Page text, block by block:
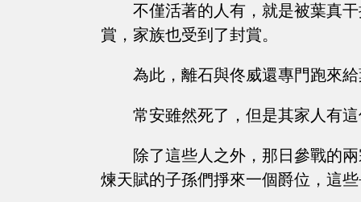
不僅活著的人有，就是被葉真
賞，家族也受到了封賞。
為此，離石與佟威還專門跑來
常安雖然死了，但是其家人有
除了這些人之外，那日參戰的
煉天賦的子孫們掙來一個爵位，這